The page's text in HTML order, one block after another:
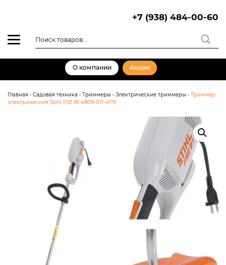
+7 (938) 484-00-60
товаров
О компании Акции
Главная • Садовая техника • Триммеры • Электрические триммеры • Триммер
электрический Stihl FSE 81 4809-011-4119